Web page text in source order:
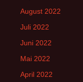
August 2022
Juli 2022
Juni 2022
Mai 2022
April 2022